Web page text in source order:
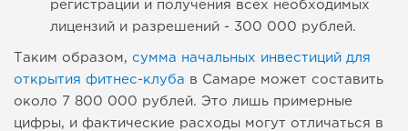
регистрации и получения всех необходимых
лицензий и разрешений - 300 000 рублей.
Таким образом, сумма начальных инвестиций для
открытия фитнес-клуба в Самаре может составить
около 7 800 000 рублей. Это лишь примерные
цифры, и фактические расходы могут отличаться в